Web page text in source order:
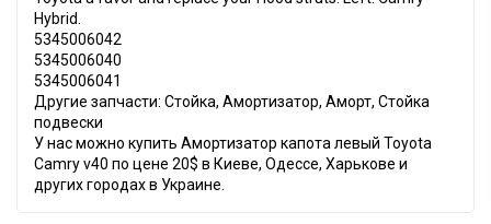
Hybrid.
5345006042
5345006040
5345006041
Другие запчасти: Стойка, Амортизатор, Аморт, Стойка
подвески
У нас можно купить Амортизатор капота левый Toyota
Camry v40 по цене 20$ в Киеве, Одессе, Харькове и
других городах в Украине.